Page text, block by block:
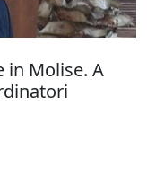
in Molise. A